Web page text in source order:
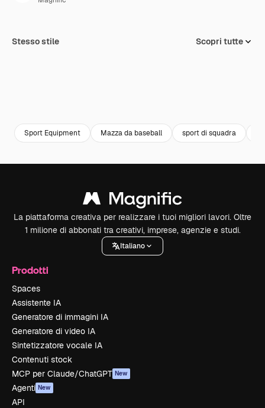
Stesso stile Scopri tutte
Sport Equipment Mazza da baseball sport di squadra
La piattaforma creativa per realizzare i tuoi migliori lavori. Oltre
1 milione di abbonati tra creativi, imprese, agenzie e studi.
Italiano
Prodotti
Spaces
Assistente IA
Generatore di immagini IA
Generatore di video IA
Sintetizzatore vocale IA
Contenuti stock
MCP per Claude/ChatGPT New
Agenti New
API